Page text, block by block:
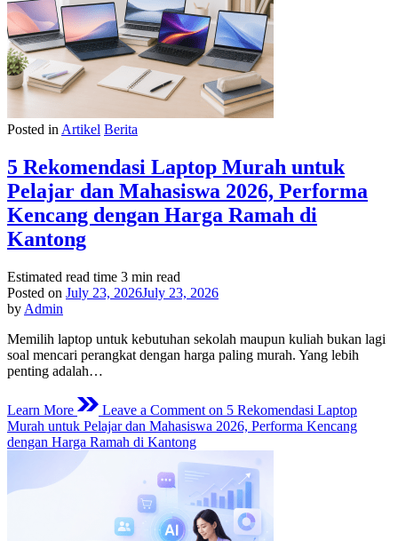
Posted in Artikel Berita
5 Rekomendasi Laptop Murah untuk
Pelajar dan Mahasiswa 2026, Performa
Kencang dengan Harga Ramah di
Kantong
Estimated read time 3 min read
Posted on July 23, 2026July 23, 2026
by Admin
Memilih laptop untuk kebutuhan sekolah maupun kuliah bukan lagi
soal mencari perangkat dengan harga paling murah. Yang lebih
penting adalah…
Learn More Leave a Comment on 5 Rekomendasi Laptop
Murah untuk Pelajar dan Mahasiswa 2026, Performa Kencang
dengan Harga Ramah di Kantong